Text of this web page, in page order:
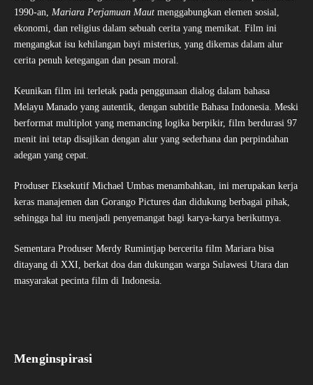
1990-an, Mariara Perjamuan Maut menggabungkan elemen sosial,
ekonomi, dan religius dalam sebuah cerita yang memikat. Film ini
mengangkat isu kehilangan bayi misterius, yang dikemas dalam alur
cerita penuh ketegangan dan pesan moral.
Keunikan film ini terletak pada penggunaan dialog dalam bahasa
Melayu Manado yang autentik, dengan subtitle Bahasa Indonesia. Meski
berformat multiplot yang memancing logika berpikir, film berdurasi 97
menit ini tetap disajikan dengan alur yang sederhana dan perpindahan
adegan yang cepat.
Produser Eksekutif Michael Umbas menambahkan, ini merupakan kerja
keras manajemen dan Gorango Pictures dan didukung berbagai pihak,
sehingga hal itu menjadi penyemangat bagi karya-karya berikutnya.
Sementara Produser Merdy Rumintjap bercerita film Mariara bisa
ditayang di XXI, berkat doa dan dukungan warga Sulawesi Utara dan
masyarakat pecinta film di Indonesia.
Menginspirasi